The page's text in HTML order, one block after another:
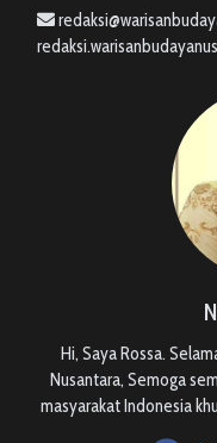
Hi, Saya Rossa.
Nusantara, Semoga
masyarakat Indonesia